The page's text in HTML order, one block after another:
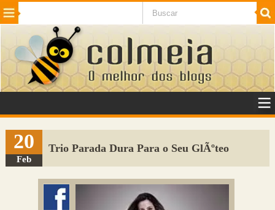
Beleza Cinema e TV
Internet Jogos NotÃ­cias SaÃºde
VeÃ­culos Adulto
Sugerir Link
Adicionar Blog
Colmeia Exchange
20
Feb
Trio Parada Dura Para o Seu GlÃºteo